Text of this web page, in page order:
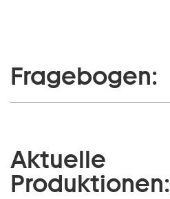
Fragebogen:
Aktuelle
Produktionen: